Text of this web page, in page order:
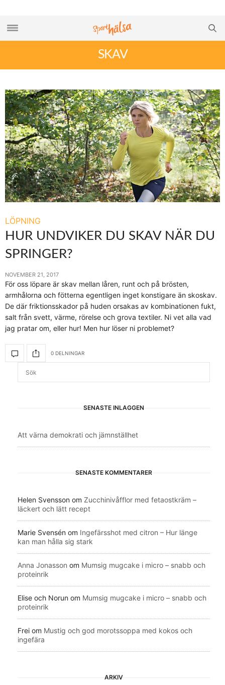
SKAV
LÖPNING
HUR UNDVIKER DU SKAV NÄR DU
SPRINGER?
NOVEMBER 21, 2017
För oss löpare är skav mellan låren, runt och på brösten,
armhålorna och fötterna egentligen inget konstigare än skoskav.
De där friktionsskador på huden orsakas av kombinationen fukt,
salt från svett, värme, rörelse och grova textiler. Ni vet alla vad
jag pratar om, eller hur! Men hur löser ni problemet?
0 DELNINGAR
SENASTE INLÄGGEN
Att värna demokrati och jämnställhet
SENASTE KOMMENTARER
Helen Svensson om Zucchinivåfflor med fetaostkräm –
läckert och lätt recept
Marie Svensén om Ingefärsshot med citron – Hur länge
kan man hålla sig stark
Anna Jonasson om Mumsig mugcake i micro – snabb och
proteinrik
Elise och Norun om Mumsig mugcake i micro – snabb och
proteinrik
Frei om Mustig och god morotssoppa med kokos och
ingefära
ARKIV